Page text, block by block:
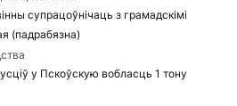
супрацоўнічаць з грамадскімі
(падрабязна)
у Пскоўскую вобласць 1 тону